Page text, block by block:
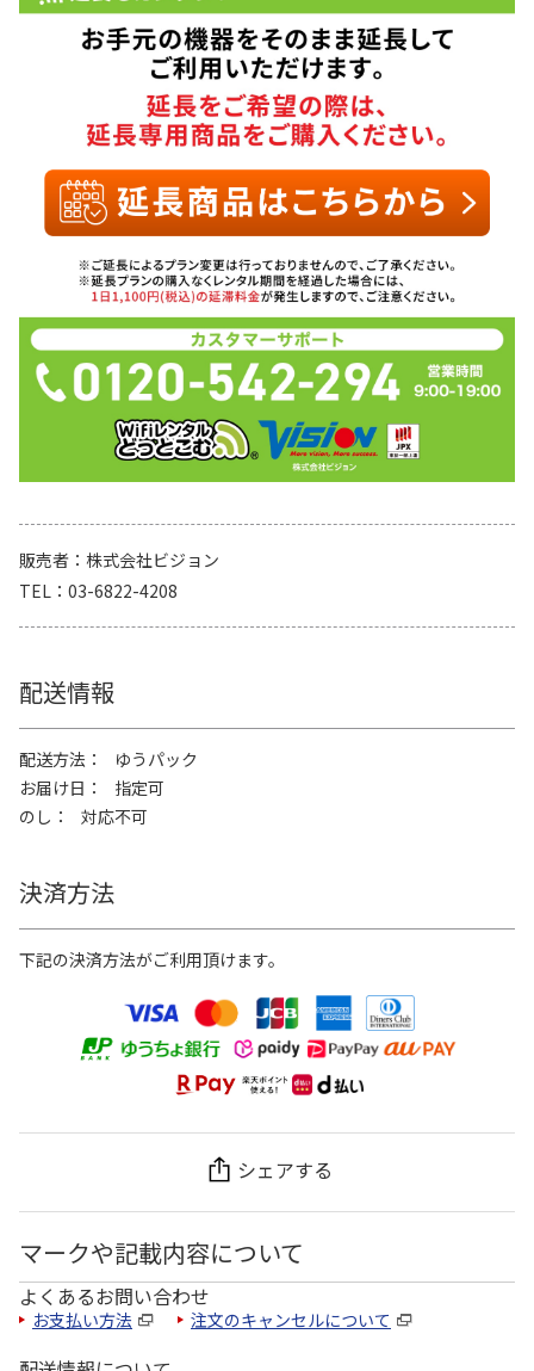
販売者
株式会社ビジョン
TEL
03-6822-4208
配送情報
配送方法
ゆうパック
お届け日
指定可
のし
対応不可
決済方法
下記の決済方法がご利用頂けます。
シェアする
マークや記載内容について
よくあるお問い合わせ
お支払い方法 注文のキャンセルについて